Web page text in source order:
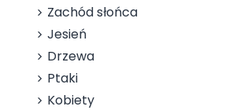
Zachód słońca
Jesień
Drzewa
Ptaki
Kobiety